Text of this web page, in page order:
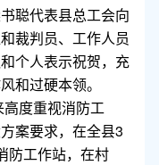
聪代表县总工会向
裁判员、工作人员
个人表示祝贺，充
和过硬本领。
度重视消防工
案要求，在全县3
防工作站，在村